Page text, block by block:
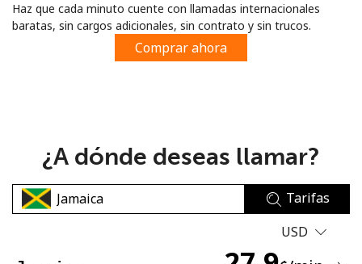
o
No se ha creado una contraseña
Haz que cada minuto cuente con llamadas internacionales
baratas, sin cargos adicionales, sin contrato y sin trucos.
Comprar ahora
¿A dónde deseas llamar?
Tarifas
USD